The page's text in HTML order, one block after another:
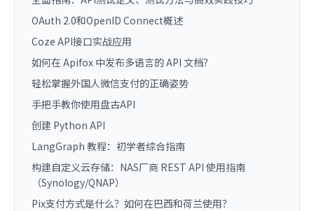
OAuth 2.0和OpenID Connect概述
Coze API接口实战应用
如何在 Apifox 中发布多语言的 API 文档？
轻松掌握外国人微信支付的正确姿势
手把手教你使用盘古API
创建 Python API
LangGraph 教程：初学者综合指南
构建自定义云存储：NAS厂商 REST API 使用指南
（Synology/QNAP）
Pix支付方式是什么？如何在巴西和荷兰使用？